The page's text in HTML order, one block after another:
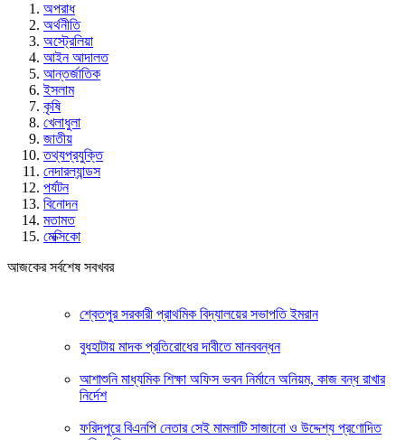
অপরাধ
অর্থনীতি
অস্ট্রেলিয়া
আইন আদালত
আন্তর্জাতিক
ইসলাম
কৃষি
খেলাধুলা
জাতীয়
তথ্যপ্রযুক্তি
নেদারল্যান্ডস
পর্যটন
বিনোদন
মতামত
মেক্সিকো
আজকের সর্বশেষ সবখবর
শ্বেতপুর সরকারী প্রাথমিক বিদ্যালয়ের সভাপতি ইমরান
বুধহাটায় মাদক প্রতিরোধের দাবীতে মানববন্ধন
আশাশুনি মাধ্যমিক শিক্ষা অফিস ভবন নির্মানে অনিয়ম, কাজ বন্ধ রাখার
নির্দেশ
ফরিদপুরে বিএনপি নেতার সেই মামলাটি সাজানো ও উদ্দেশ্য প্রণোদিত